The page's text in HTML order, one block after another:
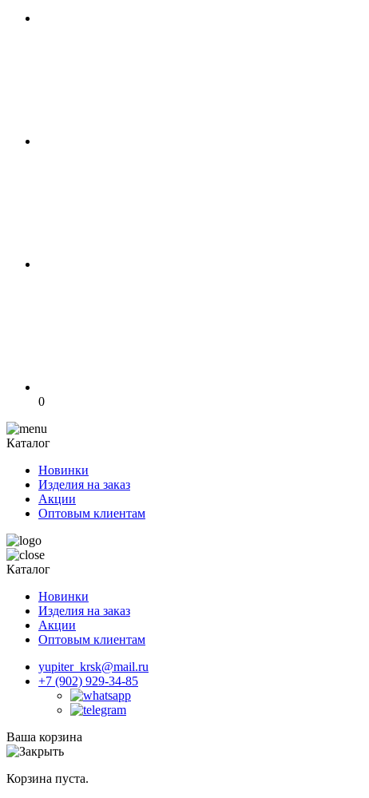
0
Каталог
Новинки
Изделия на заказ
Акции
Оптовым клиентам
Каталог
Новинки
Изделия на заказ
Акции
Оптовым клиентам
yupiter_krsk@mail.ru
+7 (902) 929-34-85
Ваша корзина
Корзина пуста.